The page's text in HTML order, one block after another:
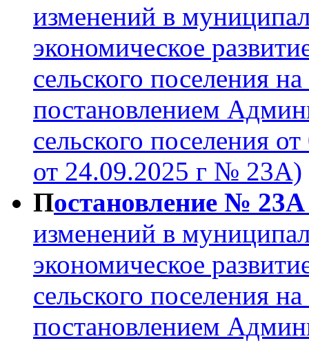
изменений в
экономическое
сельского поселения
постановлением
сельского поселения
от 24.09.2025 г № 23А)
Постановление №
изменений в
экономическое
сельского поселения
постановлением